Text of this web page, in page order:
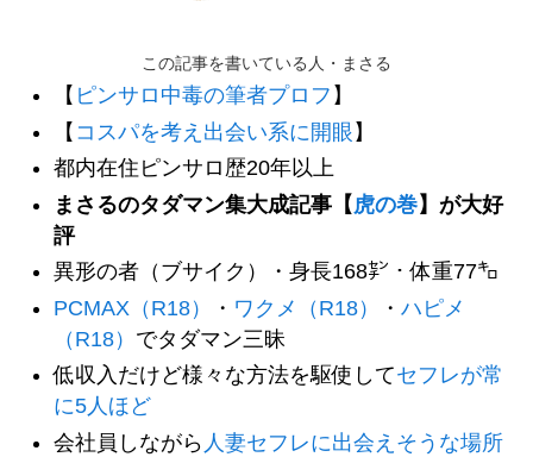
この記事を書いている人・まさる
【 ピンサロ中毒の筆者プロフ 】
【 コスパを考え出会い系に開眼 】
都内在住ピンサロ歴20年以上
まさるのタダマン集大成記事【 虎の巻】が大好
評
異形の者（ブサイク）・身長168㌢・体重77㌔
PCMAX（R18）
・ ワクメ（R18） ・ ハピメ
（R18） でタダマン三昧
低収入だけど様々な方法を駆使してセフレが常
に5人ほど
会社員しながら 人妻セフレに出会えそうな場所